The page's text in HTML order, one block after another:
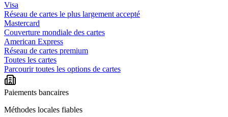
Visa
Réseau de cartes le plus largement accepté
Mastercard
Couverture mondiale des cartes
American Express
Réseau de cartes premium
Toutes les cartes
Parcourir toutes les options de cartes
Paiements bancaires
Méthodes locales fiables